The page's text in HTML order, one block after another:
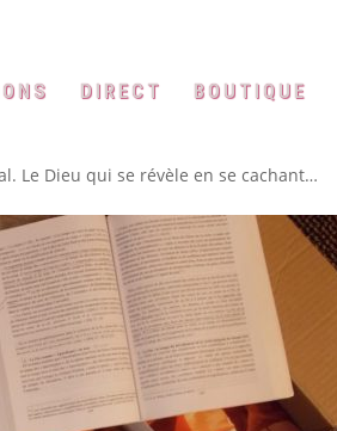
DIRECT BOUTIQUE
Le Dieu qui se révèle en se cachant…